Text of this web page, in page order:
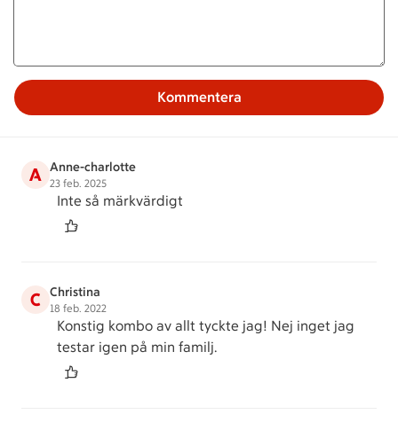
Kommentera
A Anne-charlotte
23 feb. 2025
Inte så märkvärdigt
C Christina
18 feb. 2022
Konstig kombo av allt tyckte jag! Nej inget jag
testar igen på min familj.